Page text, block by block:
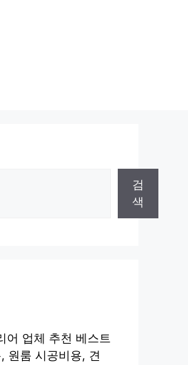
검
색
어 업체 추천 베스트
원룸 시공비용, 견